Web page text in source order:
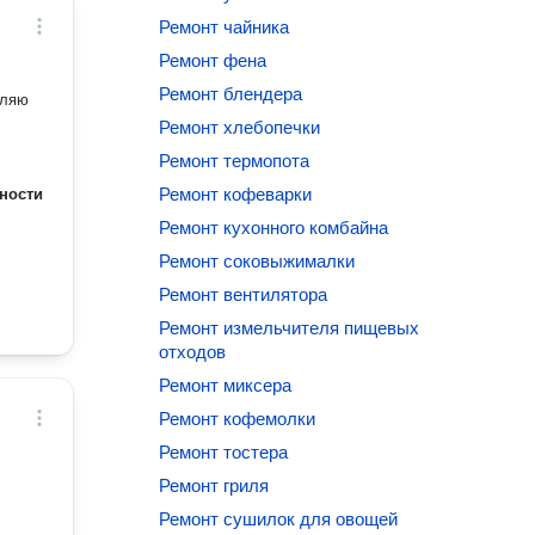
Ремонт чайника
Ремонт фена
Ремонт блендера
Ремонт хлебопечки
Ремонт термопота
Ремонт кофеварки
Ремонт кухонного комбайна
Ремонт соковыжималки
Ремонт вентилятора
Ремонт измельчителя пищевых
отходов
Ремонт миксера
Ремонт кофемолки
Ремонт тостера
Ремонт гриля
Ремонт сушилок для овощей